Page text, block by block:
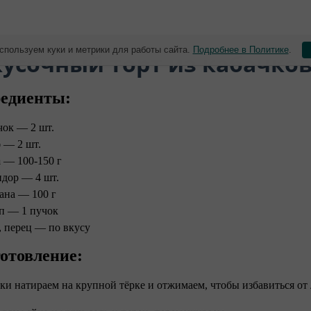
торт из
— 2 шт.
— 2 шт.
— 100-150 г
— 4 шт.
— 100 г
— 1 пучок
перец — по вкусу ⠀
⠀
натираем на крупной тёрке и отжимаем, чтобы избавиться
куки и метрики для работы сайта. Подробнее в Политике.